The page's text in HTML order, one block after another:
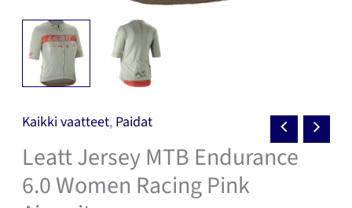
Kaikki vaatteet, Paidat
Leatt Jersey MTB Endurance
6.0 Women Racing Pink